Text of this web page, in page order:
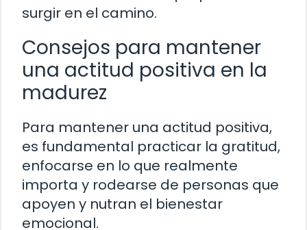
surgir en el camino.
Consejos para mantener
una actitud positiva en la
madurez
Para mantener una actitud positiva,
es fundamental practicar la gratitud,
enfocarse en lo que realmente
importa y rodearse de personas que
apoyen y nutran el bienestar
emocional.